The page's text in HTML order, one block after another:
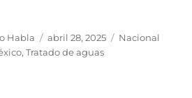
Habla
P
u
abril 28, 2025
C
Nacional
,Tratado de aguas